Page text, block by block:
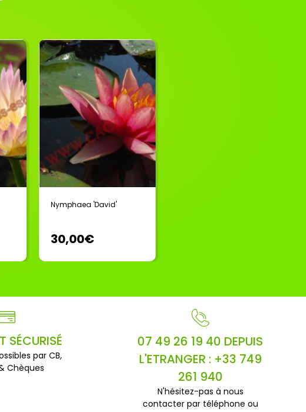
Nymphaea 'David'
30,00€
SÉCURISÉ
par CB,
Chèques
07 49 26 19 40 DEPUIS
L'ETRANGER : +33 749
261 940
N'hésitez-pas à nous
contacter par téléphone ou